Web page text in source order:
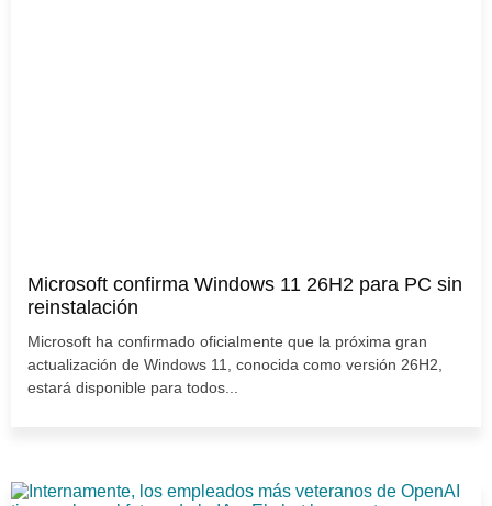
Microsoft confirma Windows 11 26H2 para PC sin
reinstalación
Microsoft ha confirmado oficialmente que la próxima gran
actualización de Windows 11, conocida como versión 26H2,
estará disponible para todos...